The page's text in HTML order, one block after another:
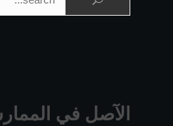
الآصل في